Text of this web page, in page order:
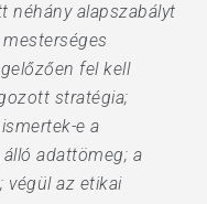
néhány alapszabályt
fel kell
stratégia;
e a
adattömeg; a
végül az etikai